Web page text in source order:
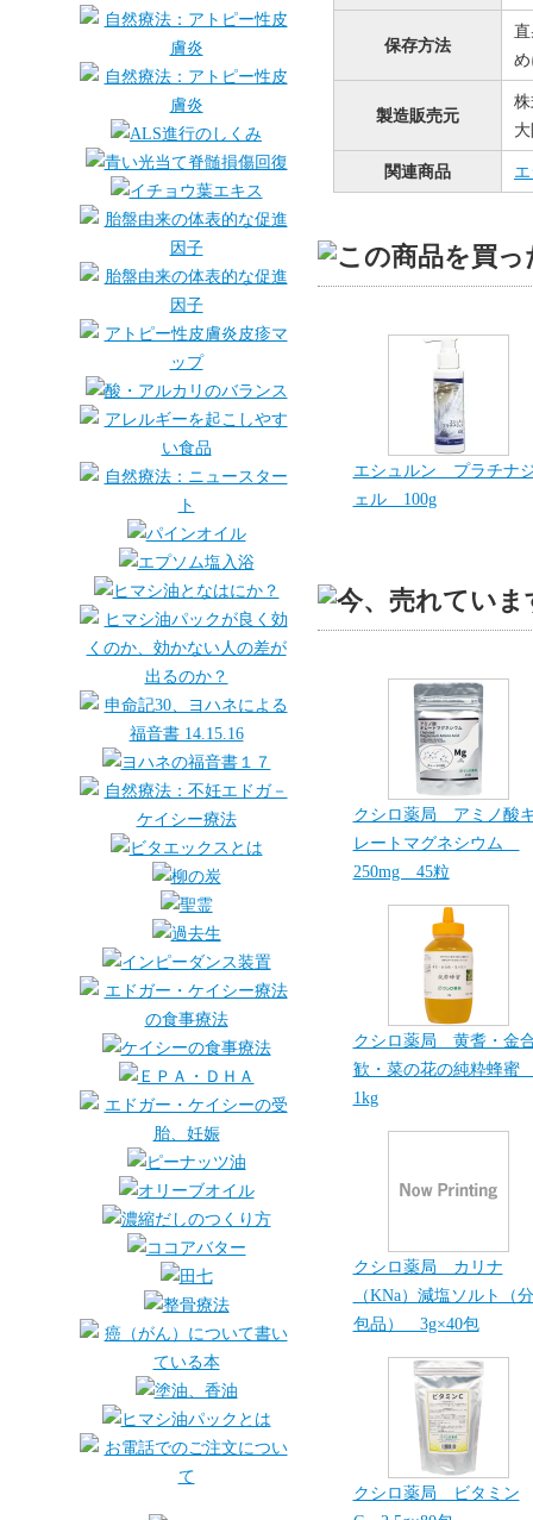
保存方法
製造販売元
関連商品
エシュルン プラチナ
ェル 100g
クシロ薬局 アミノ酸
レートマグネシウム
250mg 45粒
クシロ薬局 黄耆・金
歓・菜の花の純粋蜂
1kg
クシロ薬局 カリナ
（KNa）減塩ソルト（分
包品） 3g×40包
クシロ薬局 ビタミン